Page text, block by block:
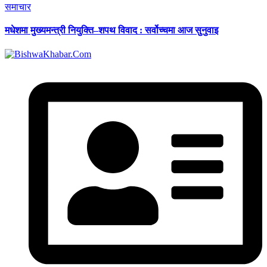
समाचार
मधेशमा मुख्यमन्त्री नियुक्ति–शपथ विवाद : सर्वोच्चमा आज सुनुवाइ